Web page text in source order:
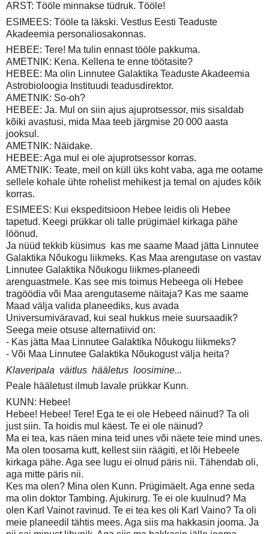
ARST: Tööle minnakse tüdruk. Tööle!
ESIMEES: Tööle ta läkski. Vestlus Eesti Teaduste
Akadeemia personaliosakonnas.
HEBEE: Tere! Ma tulin ennast tööle pakkuma.
AMETNIK: Kena. Kellena te enne töötasite?
HEBEE: Ma olin Linnutee Galaktika Teaduste Akadeemia
Astrobioloogia Instituudi teadusdirektor.
AMETNIK: So-oh?
HEBEE: Ja. Mul on siin ajus ajuprotsessor, mis sisaldab
kõiki avastusi, mida Maa teeb järgmise 20 000 aasta
jooksul.
AMETNIK: Näidake.
HEBEE: Aga mul ei ole ajuprotsessor korras.
AMETNIK: Teate, meil on küll üks koht vaba, aga me ootame
sellele kohale ühte rohelist mehikest ja temal on ajudes kõik
korras.
ESIMEES: Kui ekspeditsioon Hebee leidis oli Hebee
tapetud. Keegi prükkar oli talle prügimäel kirkaga pähe
löönud.
Ja nüüd tekkib küsimus  kas me saame Maad jätta Linnutee
Galaktika Nõukogu liikmeks. Kas Maa arengutase on vastav
Linnutee Galaktika Nõukogu liikmes-planeedi
arenguastmele. Kas see mis toimus Hebeega oli Hebee
tragöödia või Maa arengutaseme näitaja? Kas me saame
Maad välja valida planeediks, kus avada
Universumiväravad, kui seal hukkus meie suursaadik?
Seega meie otsuse alternatiivid on:
- Kas jätta Maa Linnutee Galaktika Nõukogu liikmeks?
- Või Maa Linnutee Galaktika Nõukogust välja heita?
Klaveripala  väitlus  hääletus  loosimine...
Peale hääletust ilmub lavale prükkar Kunn.
KUNN: Hebee!
Hebee! Hebee! Tere! Ega te ei ole Hebeed näinud? Ta oli
just siin. Ta hoidis mul käest. Te ei ole näinud?
Ma ei tea, kas näen mina teid unes või näete teie mind unes.
Ma olen toosama kutt, kellest siin räägiti, et lõi Hebeele
kirkaga pähe. Aga see lugu ei olnud päris nii. Tähendab oli,
aga mitte päris nii.
Kes ma olen? Mina olen Kunn. Prügimäelt. Aga enne seda
ma olin doktor Tambing. Ajukirurg. Te ei ole kuulnud? Ma
olen Karl Vainot ravinud. Te ei tea kes oli Karl Vaino? Ta oli
meie planeedil tähtis mees. Aga siis ma hakkasin jooma. Ja